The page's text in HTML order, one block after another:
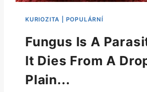
Fungus Is A
It Dies From A
Plain...